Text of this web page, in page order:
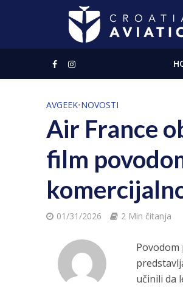
AVGEEK•NOVOSTI
Air France
film
01/31/2026 2 Min čitanja
učinili da